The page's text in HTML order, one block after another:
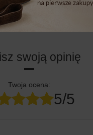
24 MIESIĄCE
24 miesiące
swoją opinię
Twoja ocena:
5/5